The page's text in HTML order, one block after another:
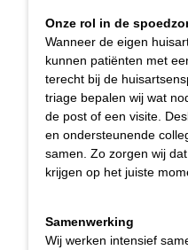
Onze rol in de
Wanneer de eigen
kunnen patiënten met
terecht bij de
triage bepalen wij wat
de post of een visite.
en ondersteunende
samen. Zo zorgen wij
krijgen op het juiste
Samenwerking
Wij werken intensief